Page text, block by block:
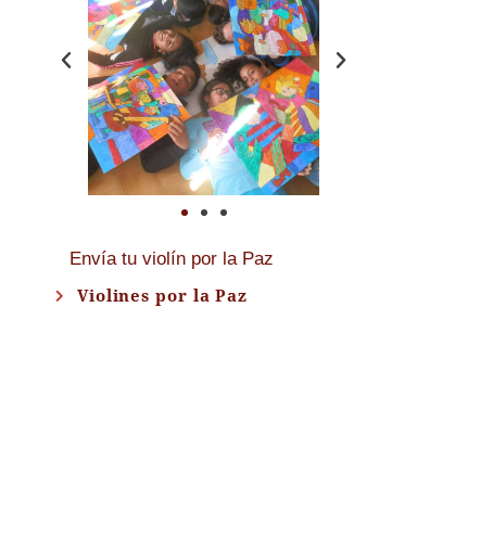
Envía tu violín por la Paz
Violines por la Paz